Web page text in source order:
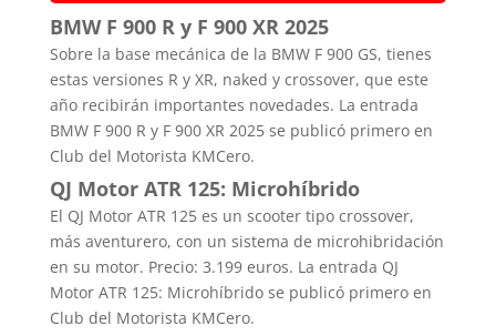
BMW F 900 R y F 900 XR 2025
Sobre la base mecánica de la BMW F 900 GS, tienes
estas versiones R y XR, naked y crossover, que este
año recibirán importantes novedades. La entrada
BMW F 900 R y F 900 XR 2025 se publicó primero en
Club del Motorista KMCero.
QJ Motor ATR 125: Microhíbrido
El QJ Motor ATR 125 es un scooter tipo crossover,
más aventurero, con un sistema de microhibridación
en su motor. Precio: 3.199 euros. La entrada QJ
Motor ATR 125: Microhíbrido se publicó primero en
Club del Motorista KMCero.